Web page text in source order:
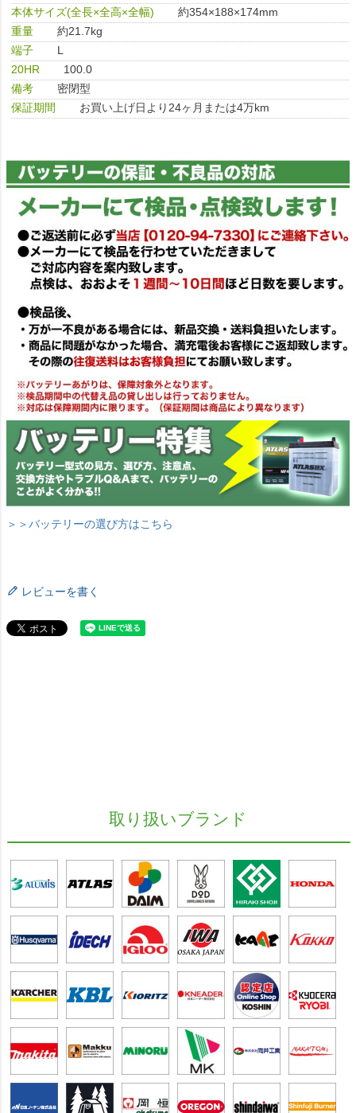
本体サイズ(全長×全高×全幅)
約354×188×174mm
重量
約21.7kg
端子
L
20HR
100.0
備考
密閉型
保証期間
お買い上げ日より24ヶ月または4万km
＞＞バッテリーの選び方はこちら
レビューを書く
取り扱いブランド